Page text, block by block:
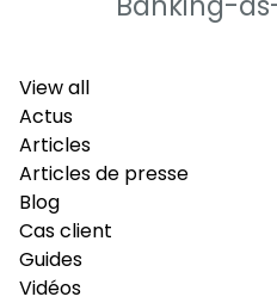
View all
Actus
Articles
Articles de presse
Blog
Cas client
Guides
Vidéos